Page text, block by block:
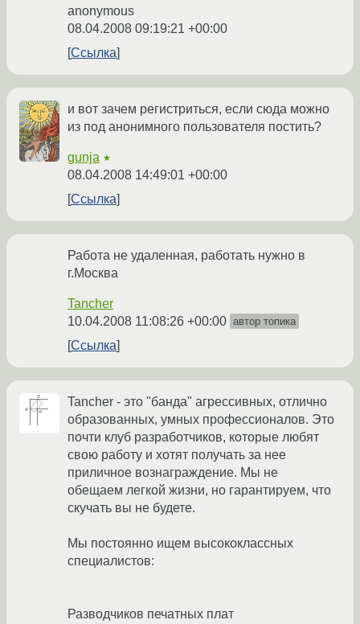
anonymous
08.04.2008 09:19:21 +00:00
Ссылка
и вот зачем регистриться, если сюда можно
из под анонимного пользователя постить?
gunja ★
08.04.2008 14:49:01 +00:00
Ссылка
Работа не удаленная, работать нужно в
г.Москва
Tancher
10.04.2008 11:08:26 +00:00 автор топика
Ссылка
Tancher - это "банда" агрессивных, отлично
образованных, умных профессионалов. Это
почти клуб разработчиков, которые любят
свою работу и хотят получать за нее
приличное вознаграждение. Мы не
обещаем легкой жизни, но гарантируем, что
скучать вы не будете.
Мы постоянно ищем высококлассных
специалистов:
Разводчиков печатных плат